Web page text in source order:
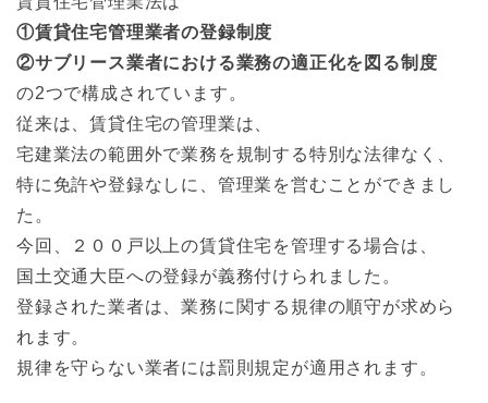
①賃貸住宅管理業者の登録制度
②サブリース業者における業務の適正化を図る制度
の2つで構成されています。
従来は、賃貸住宅の管理業は、
宅建業法の範囲外で業務を規制する特別な法律なく、
特に免許や登録なしに、管理業を営むことができまし
た。
今回、２００戸以上の賃貸住宅を管理する場合は、
国土交通大臣への登録が義務付けられました。
登録された業者は、業務に関する規律の順守が求めら
れます。
規律を守らない業者には罰則規定が適用されます。